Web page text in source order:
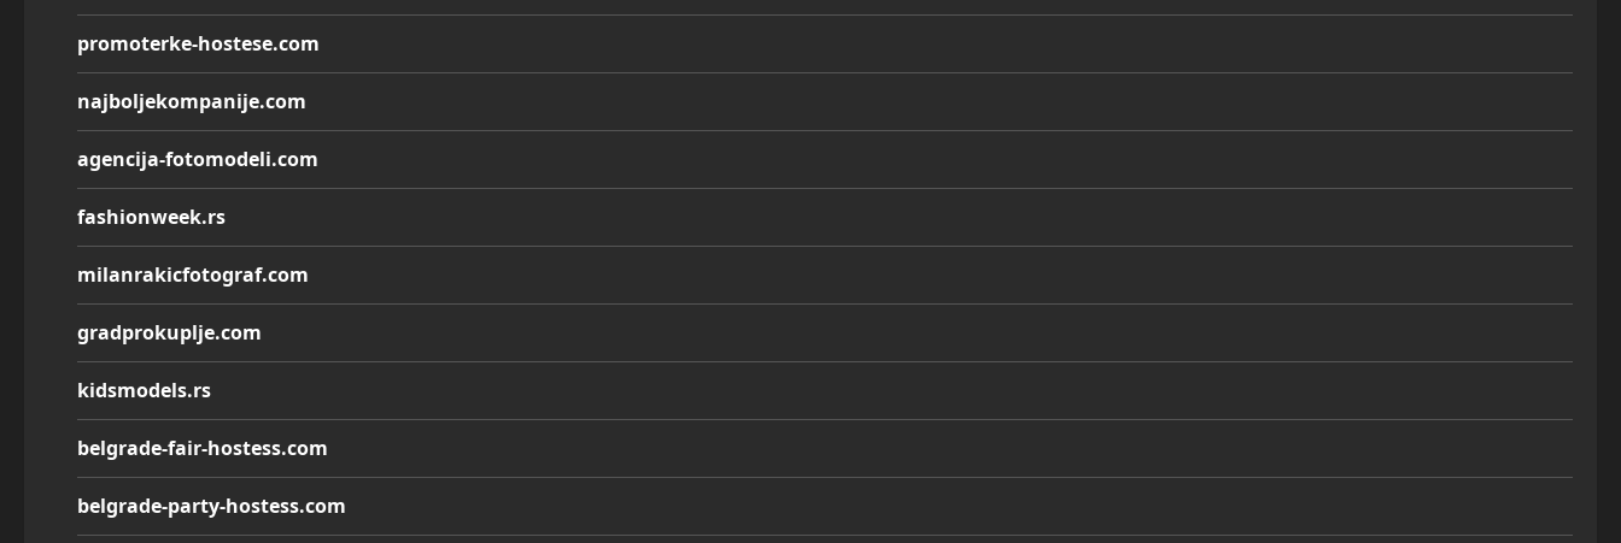
promoterke-hostese.com
najboljekompanije.com
agencija-fotomodeli.com
fashionweek.rs
milanrakicfotograf.com
gradprokuplje.com
kidsmodels.rs
belgrade-fair-hostess.com
belgrade-party-hostess.com